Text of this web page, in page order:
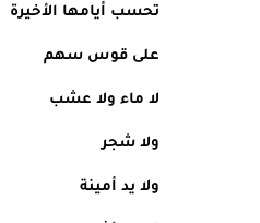
تحسب أيامها الأخيرة
على قوس سهم
لا ماء ولا عشب
ولا شجر
ولا يد أمينة